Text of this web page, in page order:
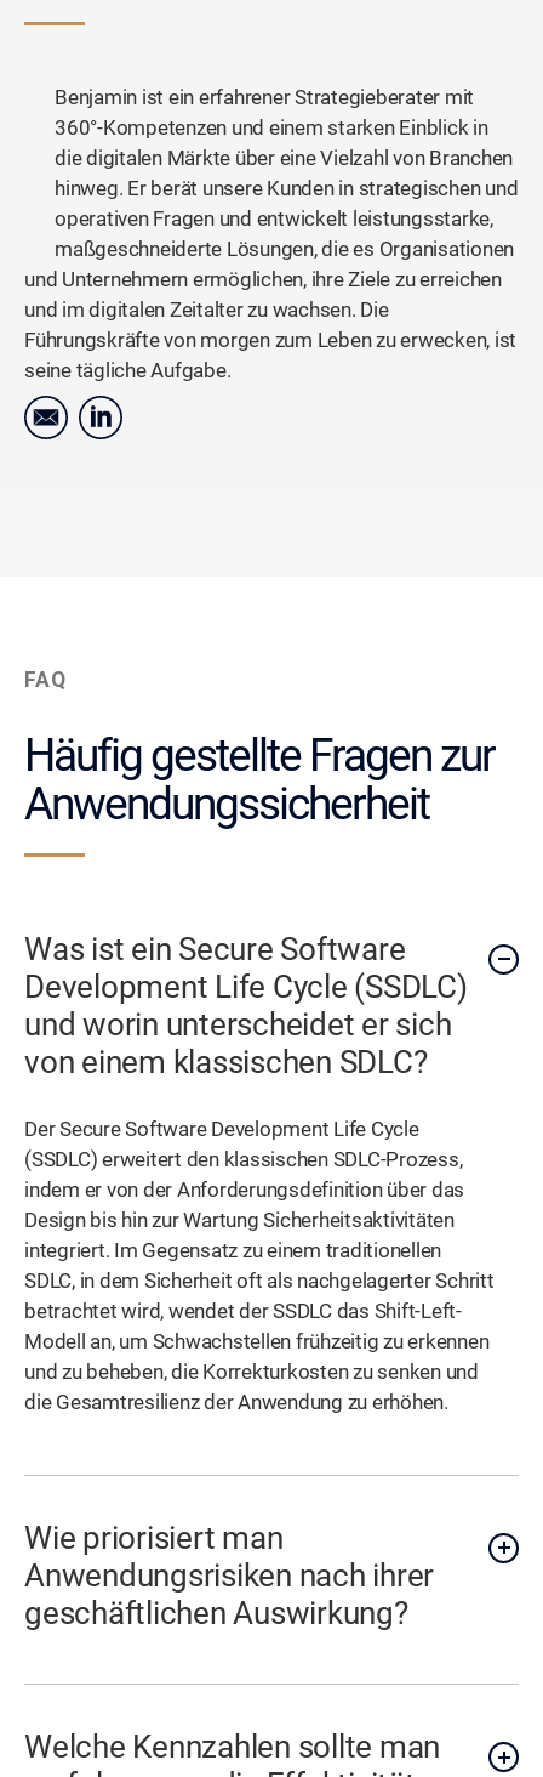
Benjamin ist ein erfahrener Strategieberater mit
360°-Kompetenzen und einem starken Einblick in
die digitalen Märkte über eine Vielzahl von Branchen
hinweg. Er berät unsere Kunden in strategischen und
operativen Fragen und entwickelt leistungsstarke,
maßgeschneiderte Lösungen, die es Organisationen
und Unternehmern ermöglichen, ihre Ziele zu erreichen
und im digitalen Zeitalter zu wachsen. Die
Führungskräfte von morgen zum Leben zu erwecken, ist
seine tägliche Aufgabe.
FAQ
Häufig gestellte Fragen zur
Anwendungssicherheit
Was ist ein Secure Software
Development Life Cycle (SSDLC)
und worin unterscheidet er sich
von einem klassischen SDLC?
Der Secure Software Development Life Cycle
(SSDLC) erweitert den klassischen SDLC-Prozess,
indem er von der Anforderungsdefinition über das
Design bis hin zur Wartung Sicherheitsaktivitäten
integriert. Im Gegensatz zu einem traditionellen
SDLC, in dem Sicherheit oft als nachgelagerter Schritt
betrachtet wird, wendet der SSDLC das Shift-Left-
Modell an, um Schwachstellen frühzeitig zu erkennen
und zu beheben, die Korrekturkosten zu senken und
die Gesamtresilienz der Anwendung zu erhöhen.
Wie priorisiert man
Anwendungsrisiken nach ihrer
geschäftlichen Auswirkung?
Welche Kennzahlen sollte man